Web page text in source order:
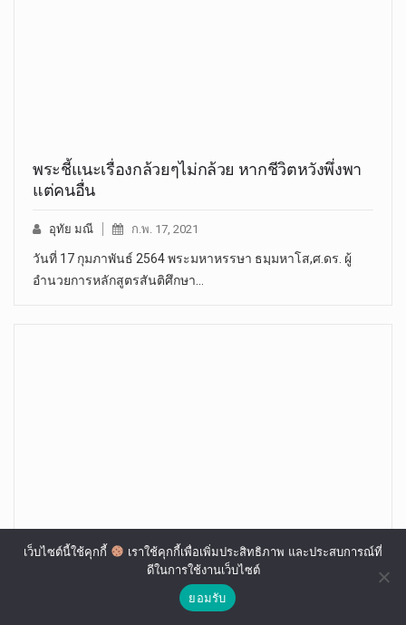
พระชี้แนะเรื่องกล้วยๆไม่กล้วย หากชีวิตหวังพึ่งพา
แต่คนอื่น
อุทัย มณี ก.พ. 17, 2021
วันที่ 17 กุมภาพันธ์ 2564 พระมหาหรรษา ธมฺมหาโส,ศ.ดร. ผู้
อำนวยการหลักสูตรสันติศึกษา…
จบด้วยดี : ดร.ลลิตา ไกล่เกลี่ยมหาจุฬาฯ ถอนฟ้อง
ก.พ. 02, 2021
เว็บไซต์นี้ใช้คุกกี้
เราใช้คุกกี้เพื่อเพิ่มประสิทธิภาพ และประสบการณ์ที่
ดีในการใช้งานเว็บไซต์
ยอมรับ